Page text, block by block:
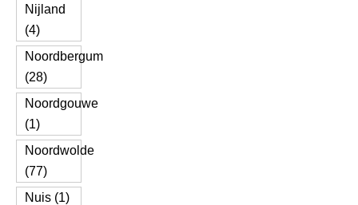
Nijland
(4)
Noordbergum
(28)
Noordgouwe
(1)
Noordwolde
(77)
Nuis (1)